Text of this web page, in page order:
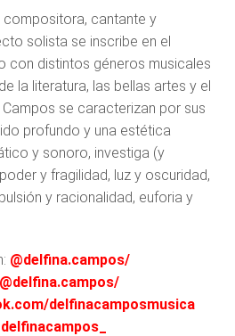
compositora, cantante y
solista se inscribe en el
con distintos géneros musicales
la literatura, las bellas artes y el
se caracterizan por sus
profundo y una estética
y sonoro, investiga (y
y fragilidad, luz y oscuridad,
y racionalidad, euforia y
@delfina.campos/
@delfina.campos/
delfinacamposmusica